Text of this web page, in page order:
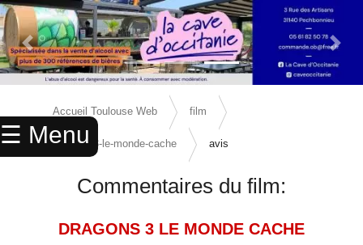
☰ Menu
× ACCUEIL
ANNUAIRE
CINEMA
Previous Slide Next
Accueil Toulouse Web film
dragons-3-le-monde-cache avis
Commentaires du film:
DRAGONS 3 LE MONDE CACHE